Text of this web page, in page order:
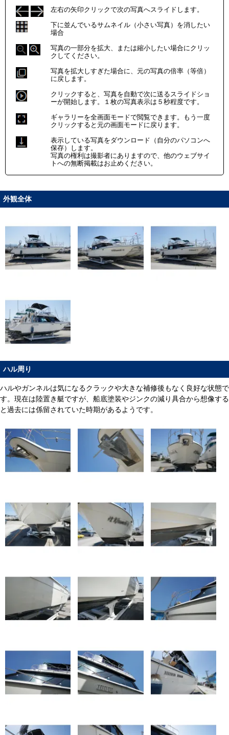
左右の矢印クリックで次の写真へスライドします。
下に並んでいるサムネイル（小さい写真）を消したい
場合
写真の一部分を拡大、または縮小したい場合にクリッ
クしてください。
写真を拡大しすぎた場合に、元の写真の倍率（等倍）
に戻します。
クリックすると、写真を自動で次に送るスライドショ
ーが開始します。１枚の写真表示は５秒程度です。
ギャラリーを全画面モードで閲覧できます。もう一度
クリックすると元の画面モードに戻ります。
表示している写真をダウンロード（自分のパソコンへ
保存）します。
写真の権利は撮影者にありますので、他のウェブサイ
トへの無断掲載はお止めください。
外観全体
ハル周り
ハルやガンネルは気になるクラックや大きな補修後もなく良好な状態で
す。現在は陸置き艇ですが、船底塗装やジンクの減り具合から想像する
と過去には係留されていた時期があるようです。